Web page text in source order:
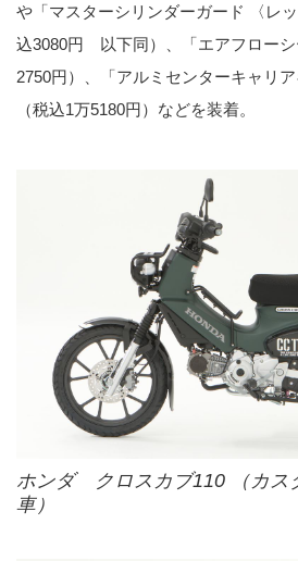
や「マスターシリンダーガード 〈レ
込3080円 以下同）、「エアフローシ
2750円）、「アルミセンターキャリア
（税込1万5180円）などを装着。
ホンダ クロスカブ110 （カス
車）